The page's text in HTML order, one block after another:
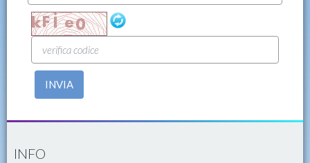
INVIA
INFO